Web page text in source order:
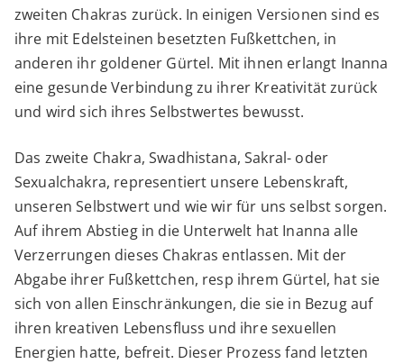
zweiten Chakras zurück. In einigen Versionen sind es
ihre mit Edelsteinen besetzten Fußkettchen, in
anderen ihr goldener Gürtel. Mit ihnen erlangt Inanna
eine gesunde Verbindung zu ihrer Kreativität zurück
und wird sich ihres Selbstwertes bewusst.
Das zweite Chakra, Swadhistana, Sakral- oder
Sexualchakra, representiert unsere Lebenskraft,
unseren Selbstwert und wie wir für uns selbst sorgen.
Auf ihrem Abstieg in die Unterwelt hat Inanna alle
Verzerrungen dieses Chakras entlassen. Mit der
Abgabe ihrer Fußkettchen, resp ihrem Gürtel, hat sie
sich von allen Einschränkungen, die sie in Bezug auf
ihren kreativen Lebensfluss und ihre sexuellen
Energien hatte, befreit. Dieser Prozess fand letzten